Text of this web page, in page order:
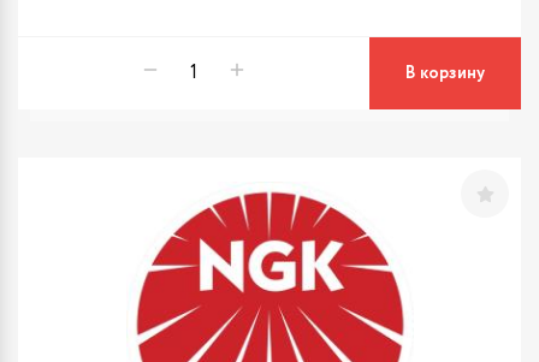
В корзину